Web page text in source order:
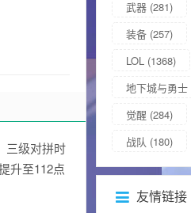
三级对拼时
升至112点
武器 (281)
装备 (257)
LOL (1368)
地下城与勇士
觉醒 (284)
战队 (180)
友情链接